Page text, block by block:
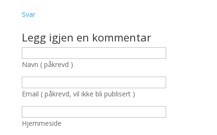
Svar
Legg igjen en kommentar
Navn ( påkrevd )
Email ( påkrevd, vil ikke bli publisert )
Hjemmeside